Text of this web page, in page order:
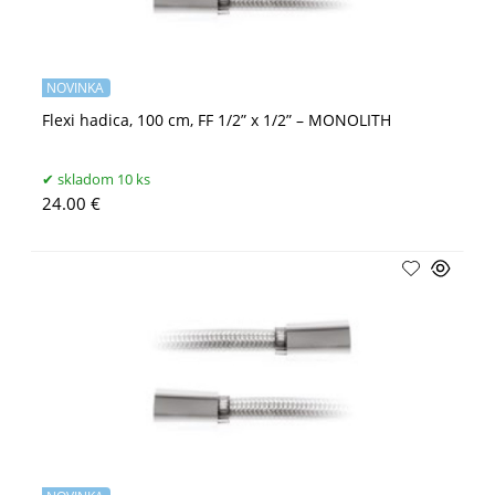
Flexi hadica, 100 cm, FF 1/2” x 1/2” – MONOLITH
NOVINKA
skladom 10 ks
24.00 €